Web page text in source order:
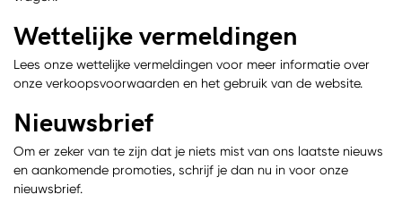
Wettelijke vermeldingen
Lees onze wettelijke vermeldingen voor meer informatie over
onze verkoopsvoorwaarden en het gebruik van de website.
Nieuwsbrief
Om er zeker van te zijn dat je niets mist van ons laatste nieuws
en aankomende promoties, schrijf je dan nu in voor onze
nieuwsbrief.